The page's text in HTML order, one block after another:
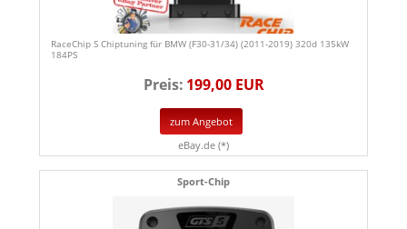
RaceChip S Chiptuning für BMW (F30-31/34) (2011-2019) 320d 135kW
184PS
Preis: 199,00 EUR
zum Angebot
eBay.de (*)
Sport-Chip